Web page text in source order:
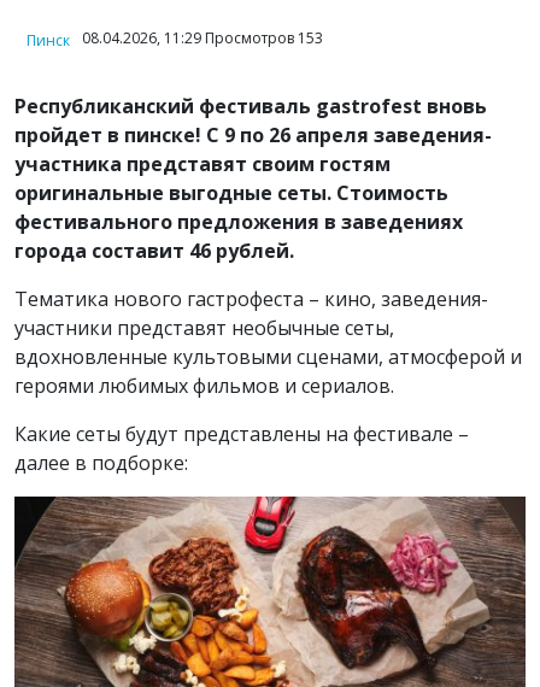
Пинск 08.04.2026, 11:29 Просмотров 153
Республиканский фестиваль gastrofest вновь
пройдет в пинске! С 9 по 26 апреля заведения-
участника представят своим гостям
оригинальные выгодные сеты. Стоимость
фестивального предложения в заведениях
города составит 46 рублей.
Тематика нового гастрофеста – кино, заведения-
участники представят необычные сеты,
вдохновленные культовыми сценами, атмосферой и
героями любимых фильмов и сериалов.
Какие сеты будут представлены на фестивале –
далее в подборке: